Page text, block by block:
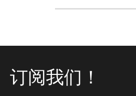
订阅我们！